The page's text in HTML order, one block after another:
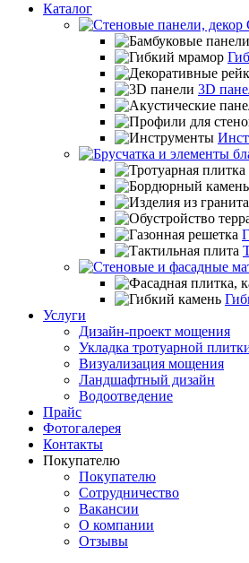
Каталог
3D
Услуги
Дизайн-проект мощения
Укладка тротуарной
Визуализация мощения
Ландшафтный дизайн
Водоотведение
Прайс
Фотогалерея
Контакты
Покупателю
Покупателю
Сотрудничество
Вакансии
О компании
Отзывы